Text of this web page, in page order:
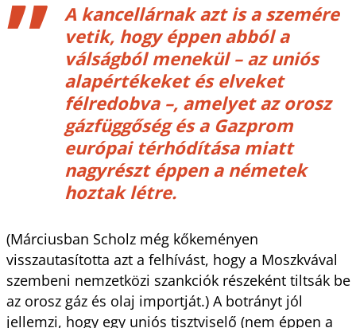
A kancellárnak azt is a szemére
vetik, hogy éppen abból a
válságból menekül – az uniós
alapértékeket és elveket
félredobva –, amelyet az orosz
gázfüggőség és a Gazprom
európai térhódítása miatt
nagyrészt éppen a németek
hoztak létre.
(Márciusban Scholz még kőkeményen
visszautasította azt a felhívást, hogy a Moszkvával
szembeni nemzetközi szankciók részeként tiltsák be
az orosz gáz és olaj importját.) A botrányt jól
jellemzi, hogy egy uniós tisztviselő (nem éppen a